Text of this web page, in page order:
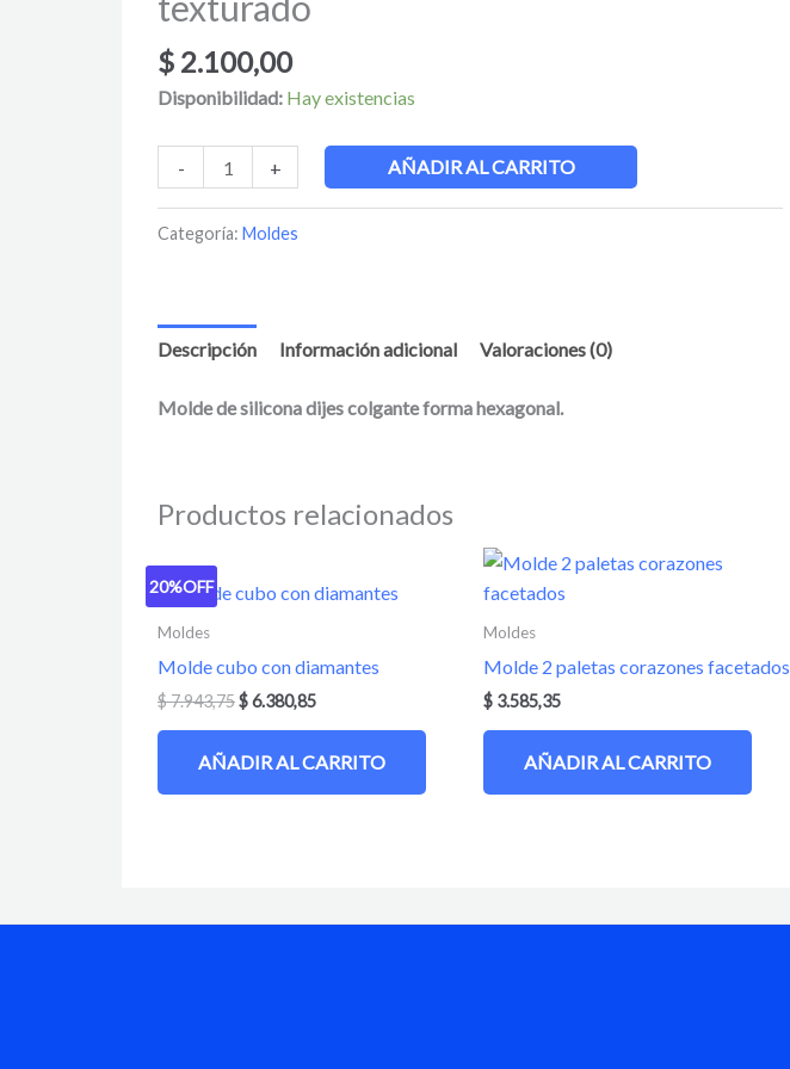
$ 2.100,00
Disponibilidad: Hay existencias
- + AÑADIR AL CARRITO
Categoría: Moldes
Descripción Información adicional Valoraciones (0)
Molde de silicona dijes colgante forma hexagonal.
Productos relacionados
20%OFF
Moldes
Molde cubo con diamantes
$7.943,75$6.380,85
AÑADIR AL CARRITO
Moldes
Molde 2 paletas corazones facetados
$ 3.585,35
AÑADIR AL CARRITO